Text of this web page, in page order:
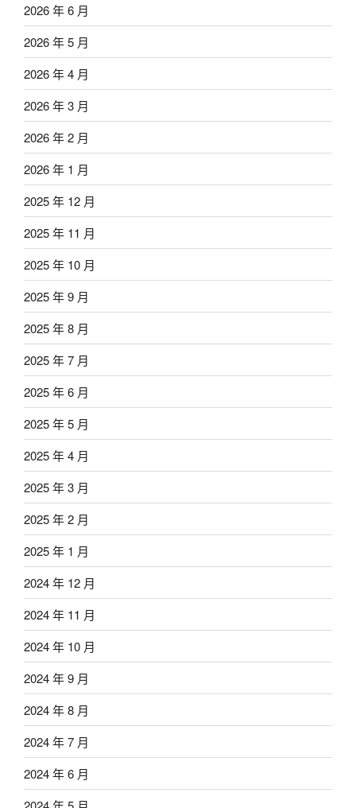
2026 年 6 月
2026 年 5 月
2026 年 4 月
2026 年 3 月
2026 年 2 月
2026 年 1 月
2025 年 12 月
2025 年 11 月
2025 年 10 月
2025 年 9 月
2025 年 8 月
2025 年 7 月
2025 年 6 月
2025 年 5 月
2025 年 4 月
2025 年 3 月
2025 年 2 月
2025 年 1 月
2024 年 12 月
2024 年 11 月
2024 年 10 月
2024 年 9 月
2024 年 8 月
2024 年 7 月
2024 年 6 月